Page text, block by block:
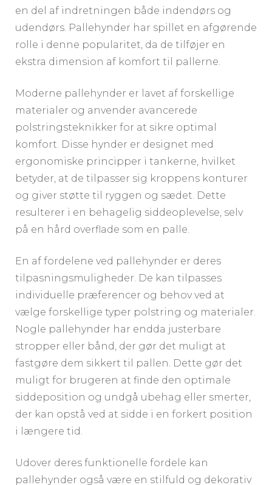
en del af indretningen både indendørs og
udendørs. Pallehynder har spillet en afgørende
rolle i denne popularitet, da de tilføjer en
ekstra dimension af komfort til pallerne.
Moderne pallehynder er lavet af forskellige
materialer og anvender avancerede
polstringsteknikker for at sikre optimal
komfort. Disse hynder er designet med
ergonomiske principper i tankerne, hvilket
betyder, at de tilpasser sig kroppens konturer
og giver støtte til ryggen og sædet. Dette
resulterer i en behagelig siddeoplevelse, selv
på en hård overflade som en palle.
En af fordelene ved pallehynder er deres
tilpasningsmuligheder. De kan tilpasses
individuelle præferencer og behov ved at
vælge forskellige typer polstring og materialer.
Nogle pallehynder har endda justerbare
stropper eller bånd, der gør det muligt at
fastgøre dem sikkert til pallen. Dette gør det
muligt for brugeren at finde den optimale
siddeposition og undgå ubehag eller smerter,
der kan opstå ved at sidde i en forkert position
i længere tid.
Udover deres funktionelle fordele kan
pallehynder også være en stilfuld og dekorativ